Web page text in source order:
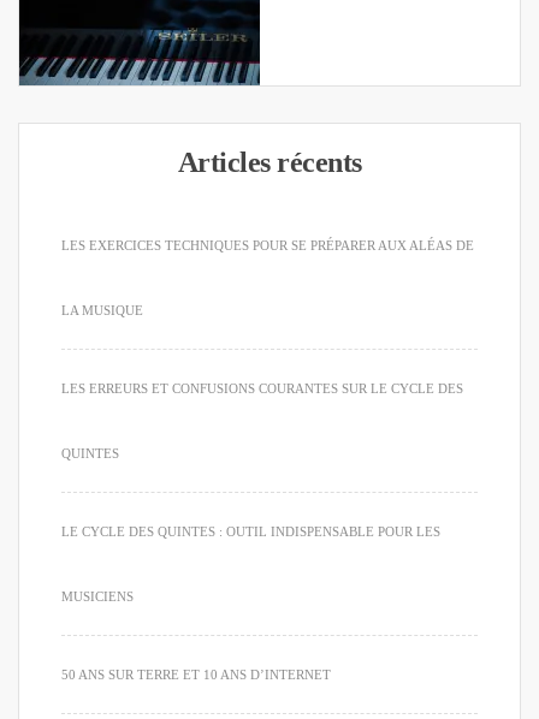
Articles récents
LES EXERCICES TECHNIQUES POUR SE PRÉPARER AUX ALÉAS DE
LA MUSIQUE
LES ERREURS ET CONFUSIONS COURANTES SUR LE CYCLE DES
QUINTES
LE CYCLE DES QUINTES : OUTIL INDISPENSABLE POUR LES
MUSICIENS
50 ANS SUR TERRE ET 10 ANS D’INTERNET